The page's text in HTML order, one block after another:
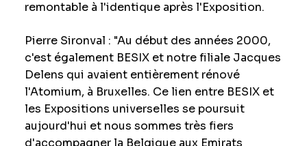
remontable à l'identique après l'Exposition.
Pierre Sironval : "Au début des années 2000,
c'est également BESIX et notre filiale Jacques
Delens qui avaient entièrement rénové
l'Atomium, à Bruxelles. Ce lien entre BESIX et
les Expositions universelles se poursuit
aujourd'hui et nous sommes très fiers
d'accompagner la Belgique aux Emirats